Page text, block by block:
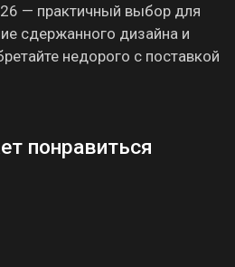
— практичный выбор для
сдержанного дизайна и
недорого с поставкой
понравиться